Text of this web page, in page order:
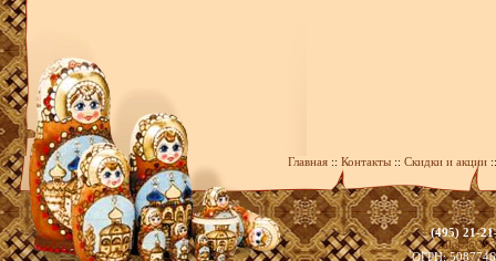
Главная :: Контакты :: Скидки и акции
(495) 21-
ОГРН: